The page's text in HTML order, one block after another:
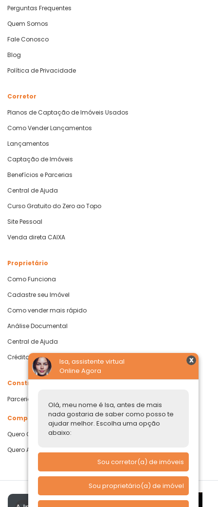
Isa, assistente virtual
Online Agora
Olá, meu nome é Isa, antes de mais
nada gostaria de saber como posso te
ajudar melhor. Escolha uma opção
abaixo:
Sou corretor(a) de imóveis
Sou proprietário(a) de imóvel
Perguntas Frequentes
Quem Somos
Fale Conosco
Blog
Política de Privacidade
Corretor
Planos de Captação de Imóveis Usados
Como Vender Lançamentos
Lançamentos
Captação de Imóveis
Benefícios e Parcerias
Central de Ajuda
Curso Gratuito do Zero ao Topo
Site Pessoal
Venda direta CAIXA
Proprietário
Como Funciona
Cadastre seu Imóvel
Como vender mais rápido
Análise Documental
Central de Ajuda
Crédito com Garantia de Imóvel
Construtoras
Parcerias Imobiliárias
Comprar ou alugar
Quero Comprar
Quero Alugar